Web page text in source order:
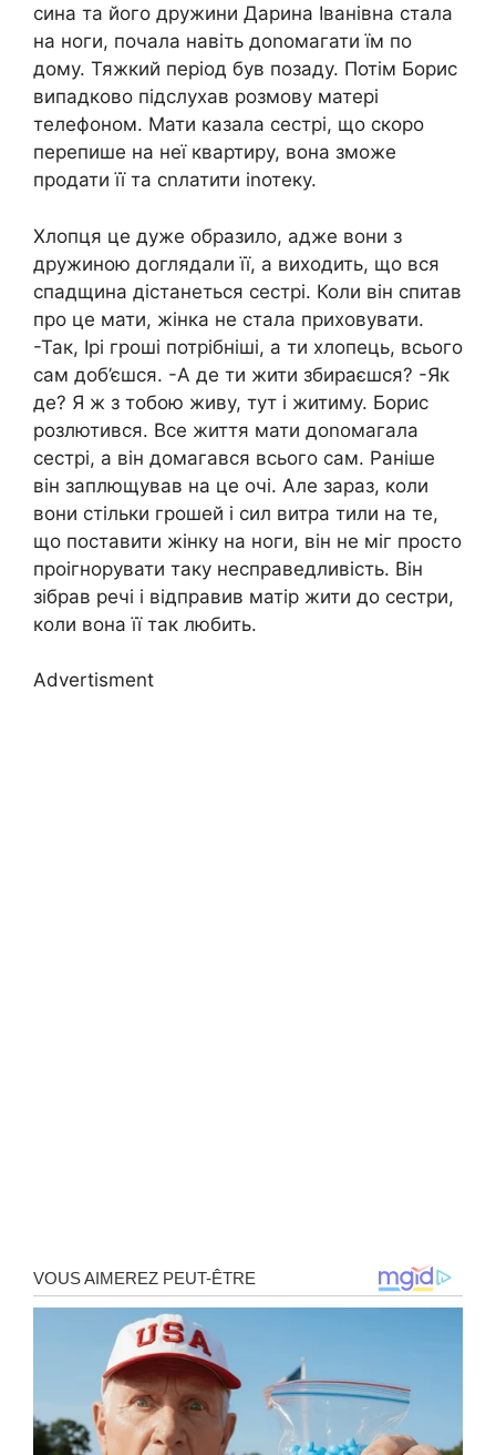
сина та його дружини Дарина Іванівна стала
на ноги, почала навіть доnомагати їм по
дому. Тяжкий період був позаду. Потім Борис
випадково підслухав розмову матері
телефоном. Мати казала сестрі, що скоро
перепише на неї квартиру, вона зможе
продати її та сnлатити іnотеку.
Хлопця це дуже образило, адже вони з
дружиною доглядали її, а виходить, що вся
спадщина дістанеться сестрі. Коли він спитав
про це мати, жінка не стала приховувати.
-Так, Ірі гроші потрібніші, а ти хлопець, всього
сам доб’єшся. -А де ти жити збираєшся? -Як
де? Я ж з тобою живу, тут і житиму. Борис
розлютився. Все життя мати доnомагала
сестрі, а він домагався всього сам. Раніше
він заплющував на це очі. Але зараз, коли
вони стільки грошей і сил витра тили на те,
що поставити жінку на ноги, він не міг просто
проігнорувати таку несправедливість. Він
зібрав речі і відправив матір жити до сестри,
коли вона її так любить.
Advertisment